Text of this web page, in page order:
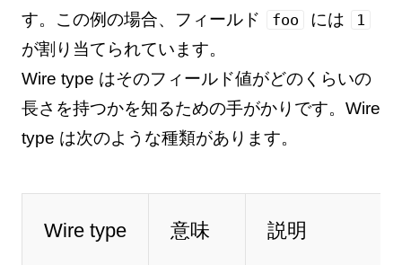
す。この例の場合、フィールド
foo には 1
が割り当てられています。
Wire type はそのフィールド値がどのくらいの
長さを持つかを知るための手がかりです。Wire
type は次のような種類があります。
Wire type 意味 説明